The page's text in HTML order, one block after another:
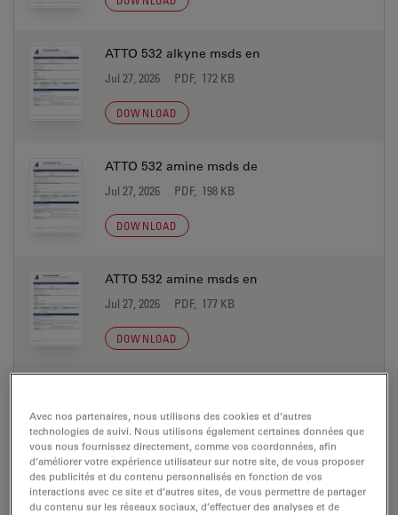
ATTO 532 alkyne msds en
Jul 27, 2026 PDF, 172 KB
DOWNLOAD
ATTO 532 amine msds de
Jul 27, 2026 PDF, 198 KB
DOWNLOAD
ATTO 532 amine msds en
Jul 27, 2026 PDF, 177 KB
DOWNLOAD
Jul 27, 2026 PDF, 198 KB
DOWNLOAD
ATTO 532 azide msds en
Avec nos partenaires, nous utilisons des cookies et d’autres
technologies de suivi. Nous utilisons également certaines données que
vous nous fournissez directement, comme vos coordonnées, afin
d’améliorer votre expérience utilisateur sur notre site, de vous proposer
des publicités et du contenu personnalisés en fonction de vos
interactions avec ce site et d’autres sites, de vous permettre de partager
du contenu sur les réseaux sociaux, d’effectuer des analyses et de